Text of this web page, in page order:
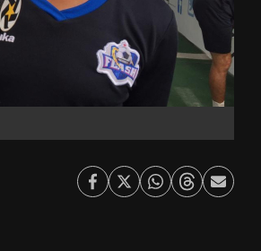
Facebook
TwitterWhatsapp
ThreadsEnviar